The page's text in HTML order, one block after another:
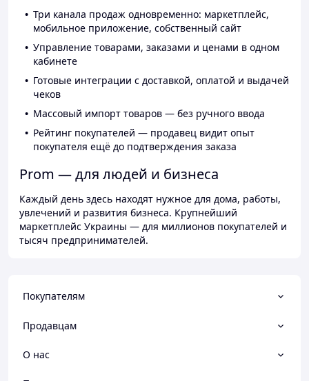
Три канала продаж одновременно: маркетплейс,
мобильное приложение, собственный сайт
Управление товарами, заказами и ценами в одном
кабинете
Готовые интеграции с доставкой, оплатой и выдачей
чеков
Массовый импорт товаров — без ручного ввода
Рейтинг покупателей — продавец видит опыт
покупателя ещё до подтверждения заказа
Prom — для людей и бизнеса
Каждый день здесь находят нужное для дома, работы,
увлечений и развития бизнеса. Крупнейший
маркетплейс Украины — для миллионов покупателей и
тысяч предпринимателей.
Покупателям
Продавцам
О нас